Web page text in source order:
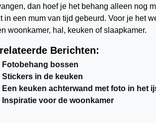
dan hoef je het behang alleen nog
in een mum van tijd gebeurd. Voor je het
woonkamer, hal, keuken of slaapkamer.
Berichten:
Fotobehang bossen
Stickers in de keuken
Een keuken achterwand met foto in het
Inspiratie voor de woonkamer